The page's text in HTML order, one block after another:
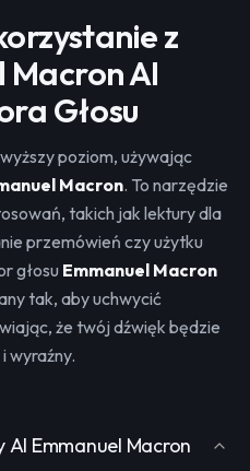
z
Macron AI
Głosu
poziom, używając
Macron. To narzędzie
takich jak lektury dla
przemówień czy użytku
głosu Emmanuel Macron
tak, aby uchwycić
że twój dźwięk będzie
wyraźny.
Emmanuel Macron